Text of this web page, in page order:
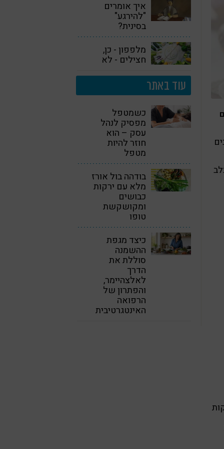
אמורה לארוך משהו כמו 5 דקות
איך אומרים
"להירגע"
בסינית?
מלפפון - כן,
חצילים - לא
עוד באתר
כשמטפל
מפסיק לנהל
עסק – הוא
חוזר להיות
מטפל
בודהה בול אורז
מלא עם ירקות
כבושים
ומקושקשת
טופו
כיצד מגפת
ההשמנה
סוללת את
הדרך
לאלצהיימר,
והפתרון של
הרפואה
האינטגרטיבית